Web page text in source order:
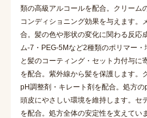
類の高級アルコールを配合。クリーム
コンディショニング効果を与えます。
合。髪の色や形状の変化に関わる反応
ム-7・PEG-5Mなど2種類のポリマー
と髪のコーティング・セット力付与に
を配合。紫外線から髪を保護します。
pH調整剤・キレート剤を配合。処方
頭皮にやさしい環境を維持します。セ
を配合。処方全体の安定性を支えてい